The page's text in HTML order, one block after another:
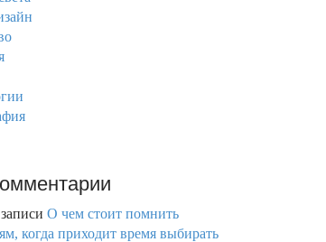
О чем стоит помнить
когда приходит время выбирать